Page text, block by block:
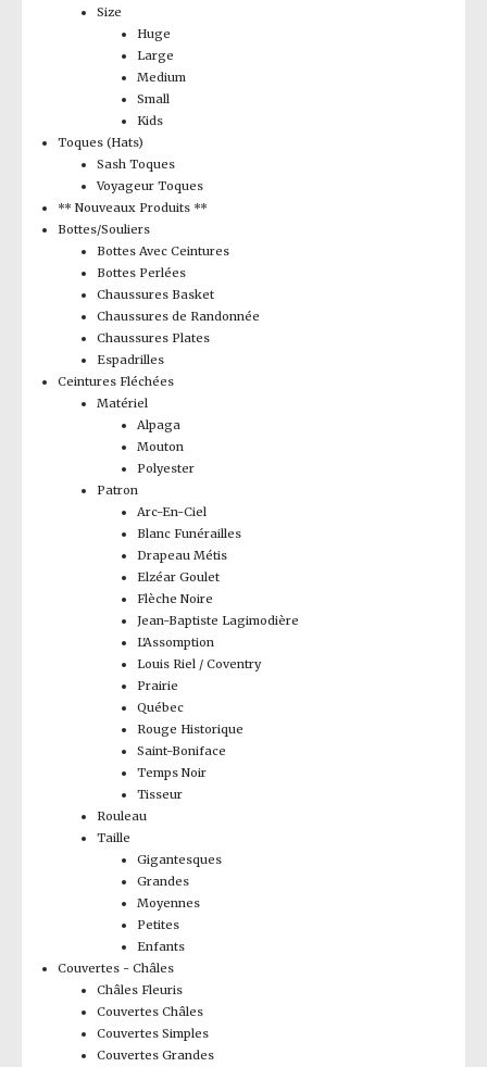
Size
Huge
Large
Medium
Small
Kids
Toques (Hats)
Sash Toques
Voyageur Toques
** Nouveaux Produits **
Bottes/Souliers
Bottes Avec Ceintures
Bottes Perlées
Chaussures Basket
Chaussures de Randonnée
Chaussures Plates
Espadrilles
Ceintures Fléchées
Matériel
Alpaga
Mouton
Polyester
Patron
Arc-En-Ciel
Blanc Funérailles
Drapeau Métis
Elzéar Goulet
Flèche Noire
Jean-Baptiste Lagimodière
L'Assomption
Louis Riel / Coventry
Prairie
Québec
Rouge Historique
Saint-Boniface
Temps Noir
Tisseur
Rouleau
Taille
Gigantesques
Grandes
Moyennes
Petites
Enfants
Couvertes - Châles
Châles Fleuris
Couvertes Châles
Couvertes Simples
Couvertes Grandes